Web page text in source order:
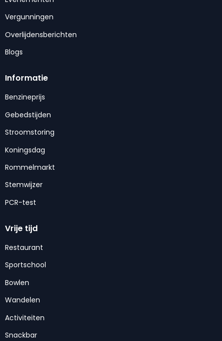
Vergunningen
Overlijdensberichten
Blogs
Informatie
Benzineprijs
Gebedstijden
Stroomstoring
Koningsdag
Rommelmarkt
Stemwijzer
PCR-test
Vrije tijd
Restaurant
Sportschool
Bowlen
Wandelen
Activiteiten
Snackbar